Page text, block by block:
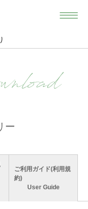
ー
ご利用ガイド(利用規
約)
User Guide